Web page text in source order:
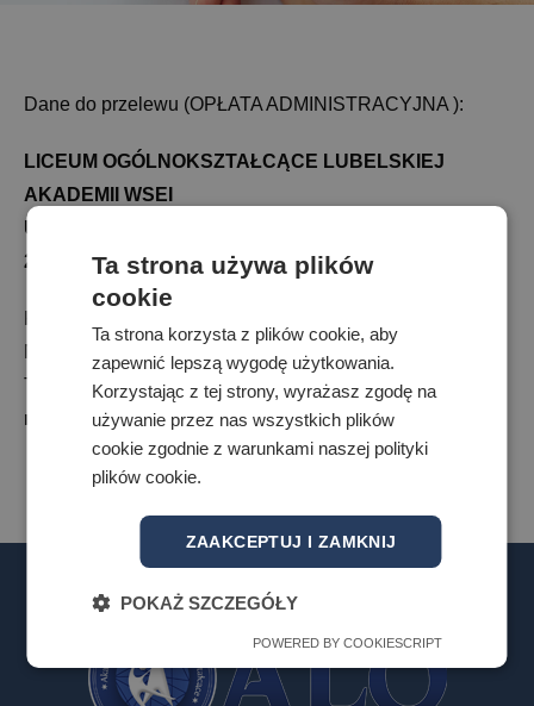
Dane do przelewu (OPŁATA ADMINISTRACYJNA ):
LICEUM OGÓLNOKSZTAŁCĄCE LUBELSKIEJ
AKADEMII WSEI
UL. PROJEKTOWA 4
20-209 LUBLIN
11 1140 1094 0000 4234 2000 1002
Tytuł przelewu:opłata administracyjna – imię i
nazwisko ucznia – klasa
Ta strona używa plików
cookie
Ta strona korzysta z plików cookie, aby
zapewnić lepszą wygodę użytkowania.
Korzystając z tej strony, wyrażasz zgodę na
używanie przez nas wszystkich plików
cookie zgodnie z warunkami naszej polityki
plików cookie.
ZAAKCEPTUJ I ZAMKNIJ
POKAŻ SZCZEGÓŁY
POWERED BY COOKIESCRIPT